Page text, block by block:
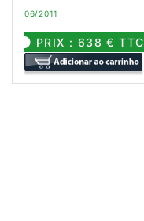
06/2011
PRIX : 638 € TTC